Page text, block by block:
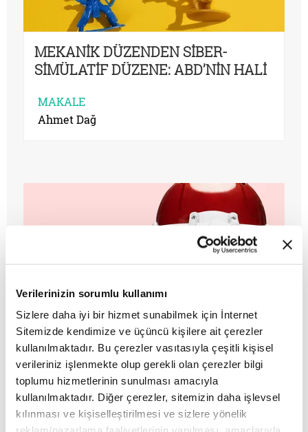
Verilerinizin sorumlu kullanımı
Sizlere daha iyi bir hizmet sunabilmek için İnternet
Sitemizde kendimize ve üçüncü kişilere ait çerezler
kullanılmaktadır. Bu çerezler vasıtasıyla çeşitli kişisel
verileriniz işlenmekte olup gerekli olan çerezler bilgi
toplumu hizmetlerinin sunulması amacıyla
kullanılmaktadır. Diğer çerezler, sitemizin daha işlevsel
kılınması ve kişiselleştirilmesi ve sizlere yönelik
MEKANİK DÜZENDEN SİBER-
SİMÜLATİF DÜZENE: ABD’NİN HALİ
MAKALE
Ahmet Dağ
YAHUDİ VE SİYONİST LOBİLERİN
AMERİKA’DAKİ ETKİSİ
MAKALE
Said Ercan